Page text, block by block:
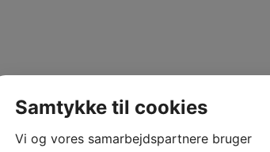
Samtykke til cookies
Vi og vores samarbejdspartnere bruger